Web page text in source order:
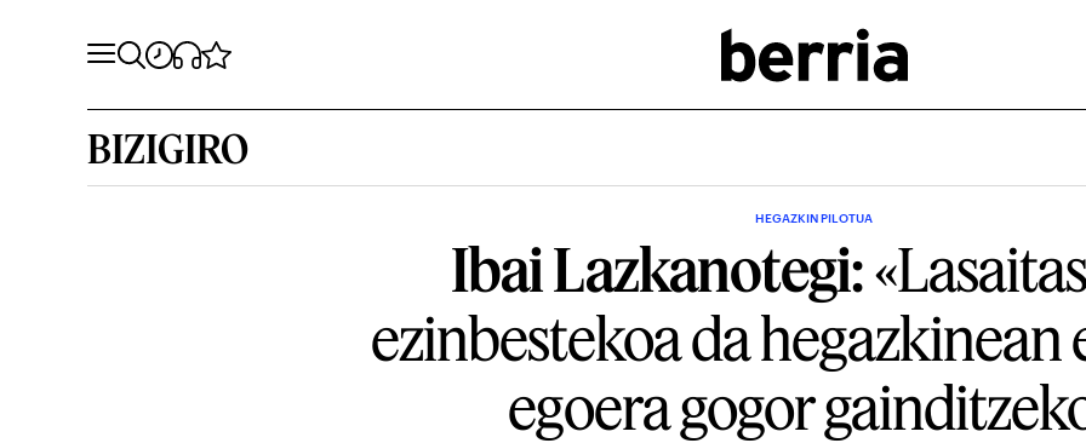
BIZIGIRO
HEGAZKIN PILOTUA
Ibai Lazkanotegi:
ezinbestekoa da hegazkinean
egoera gogor